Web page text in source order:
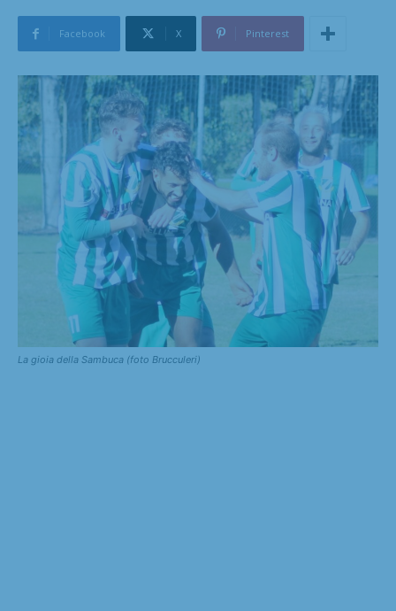
Facebook X Pinterest
La gioia della Sambuca (foto Brucculeri)